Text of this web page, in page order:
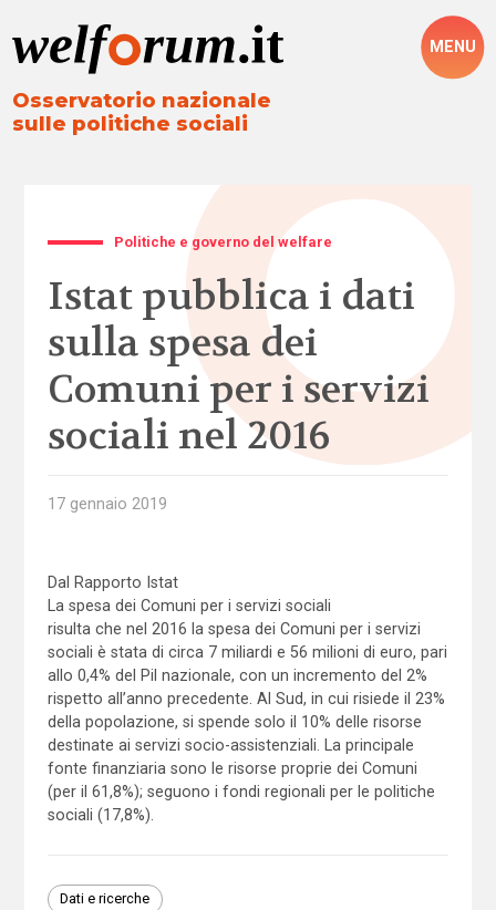
Osservatorio nazionale
sulle politiche sociali
MENU
Politiche e governo del welfare
Istat pubblica i dati
sulla spesa dei
Comuni per i servizi
sociali nel 2016
17 gennaio 2019
Dal Rapporto Istat
La spesa dei Comuni per i servizi sociali
risulta che nel 2016 la spesa dei Comuni per i servizi
sociali è stata di circa 7 miliardi e 56 milioni di euro, pari
allo 0,4% del Pil nazionale, con un incremento del 2%
rispetto all’anno precedente. Al Sud, in cui risiede il 23%
della popolazione, si spende solo il 10% delle risorse
destinate ai servizi socio-assistenziali. La principale
fonte finanziaria sono le risorse proprie dei Comuni
(per il 61,8%); seguono i fondi regionali per le politiche
sociali (17,8%).
Dati e ricerche